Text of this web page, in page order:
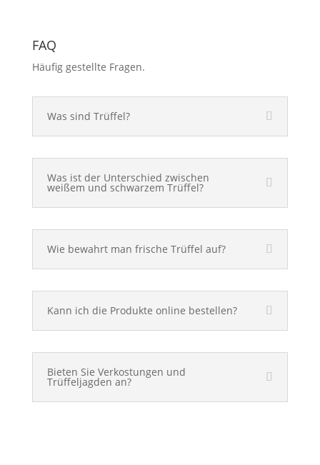
FAQ
Häufig gestellte Fragen.
Was sind Trüffel?
Was ist der Unterschied zwischen
weißem und schwarzem Trüffel?
Wie bewahrt man frische Trüffel auf?
Kann ich die Produkte online bestellen?
Bieten Sie Verkostungen und
Trüffeljagden an?